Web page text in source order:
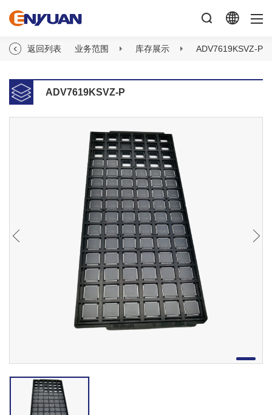
返回列表 业务范围 库存展示 ADV7619KSVZ-P
ADV7619KSVZ-P